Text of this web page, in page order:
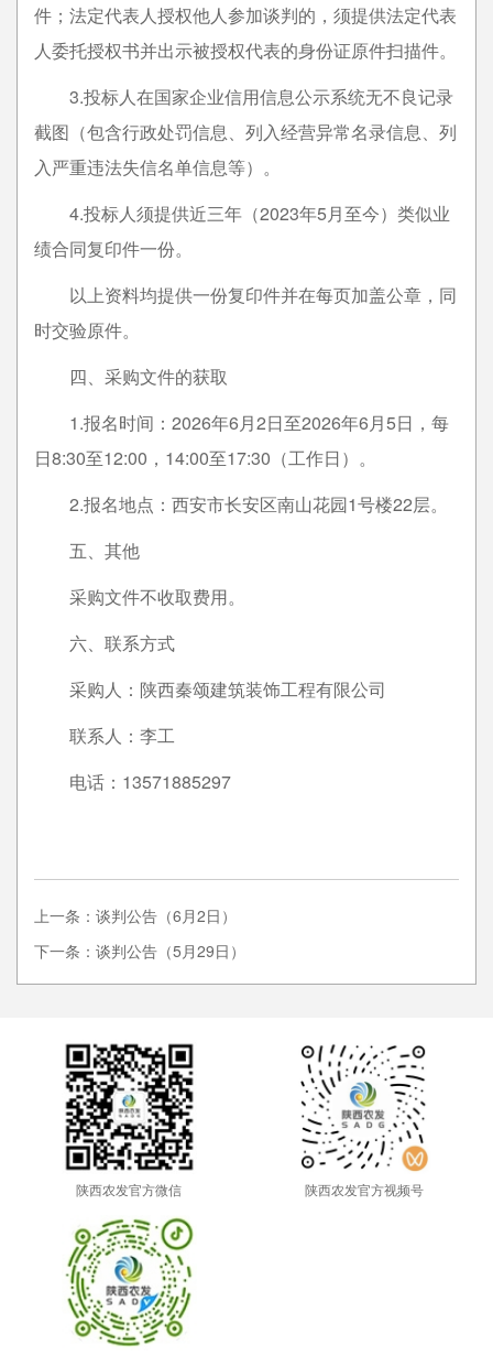
件；法定代表人授权他人参加谈判的，须提供法定代表
人委托授权书并出示被授权代表的身份证原件扫描件。
3.投标人在国家企业信用信息公示系统无不良记录
截图（包含行政处罚信息、列入经营异常名录信息、列
入严重违法失信名单信息等）。
4.投标人须提供近三年（2023年5月至今）类似业
绩合同复印件一份。
以上资料均提供一份复印件并在每页加盖公章，同
时交验原件。
四、采购文件的获取
1.报名时间：2026年6月2日至2026年6月5日，每
日8:30至12:00，14:00至17:30（工作日）。
2.报名地点：西安市长安区南山花园1号楼22层。
五、其他
采购文件不收取费用。
六、联系方式
采购人：陕西秦颂建筑装饰工程有限公司
联系人：李工
电话：13571885297
上一条：谈判公告（6月2日）
下一条：谈判公告（5月29日）
陕西农发官方微信 陕西农发官方视频号